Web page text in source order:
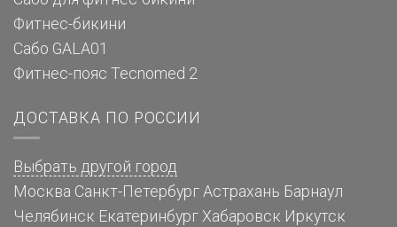
Фитнес-бикини
Сабо GALA01
Фитнес-пояс Tecnomed 2
ДОСТАВКА ПО РОССИИ
Выбрать другой город
Москва Санкт-Петербург Астрахань Барнаул
Челябинск Екатеринбург Хабаровск Иркутск